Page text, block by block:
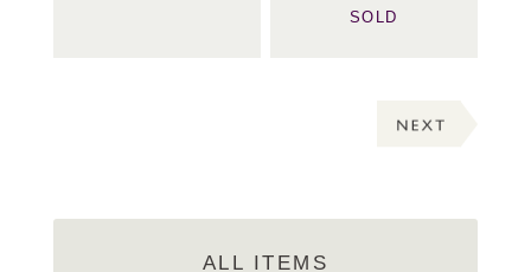
SOLD
ALL ITEMS